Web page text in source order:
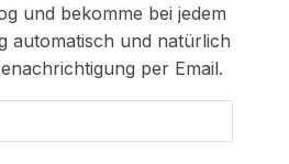
und bekomme bei jedem
automatisch und natürlich
per Email.